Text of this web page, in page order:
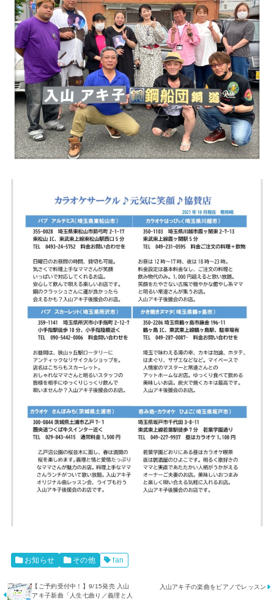
お知らせ その他 fan
【ご予約受付中！】9/15発売 入山
アキ子新曲「人生七曲り／義理と人
入山アキ子の楽曲をピアノでレッスン